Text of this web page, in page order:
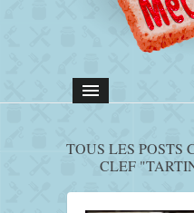
TOUS LES POSTS
CLEF